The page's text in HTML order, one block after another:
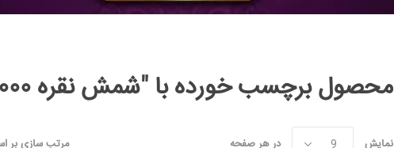
محصول برچسب خورده با "شمش نقره 1000 گرمی"
مرتب سازی بر نمایش در هر صفحه